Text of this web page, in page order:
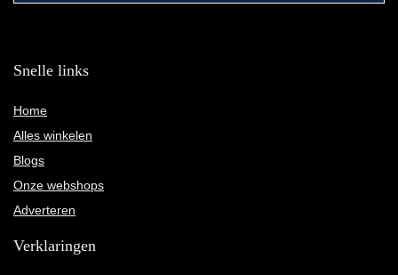
Snelle links
Home
Alles winkelen
Blogs
Onze webshops
Adverteren
Verklaringen